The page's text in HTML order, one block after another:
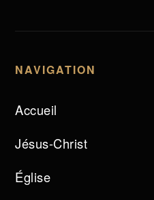
NAVIGATION
Accueil
Jésus-Christ
Église